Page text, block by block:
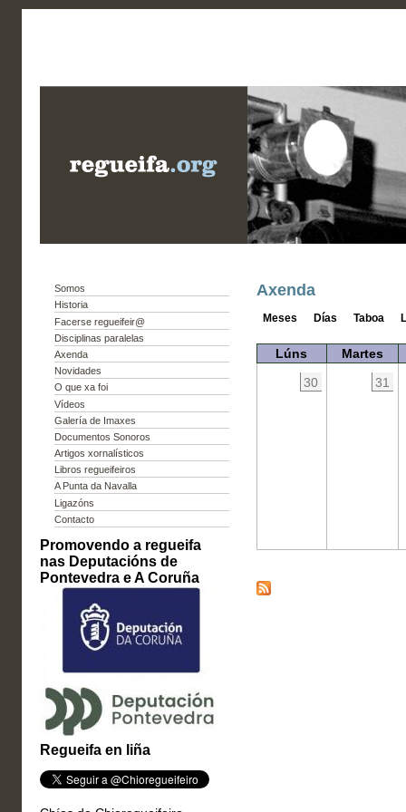
Somos
Historia
Facerse regueifeir@
Disciplinas paralelas
Axenda
Novidades
O que xa foi
Vídeos
Galería de Imaxes
Documentos Sonoros
Artigos xornalísticos
Libros regueifeiros
A Punta da Navalla
Ligazóns
Contacto
Promovendo a regueifa
nas Deputacións de
Pontevedra e A Coruña
Regueifa en liña
Axenda
Meses Días Taboa
Lúns Martes
30
31